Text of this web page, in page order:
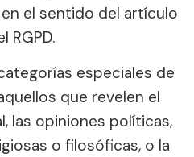
el sentido del artículo
RGPD.
especiales de
que revelen el
las opiniones políticas,
o filosóficas, o la